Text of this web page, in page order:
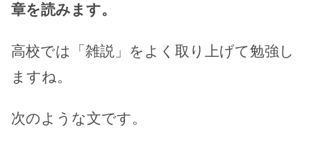
章を読みます。
高校では「雑説」をよく取り上げて勉強し
ますね。
次のような文です。